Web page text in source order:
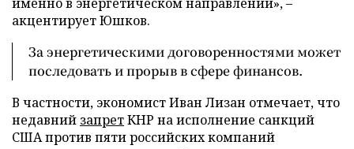
акцентирует Юшков.
За энергетическими договоренностями может
последовать и прорыв в сфере финансов.
В частности, экономист Иван Лизан отмечает, что
недавний запретКНР на исполнение санкций
США против пяти российских компаний